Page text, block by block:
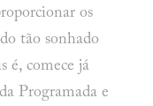
os
tão sonhado
é, comece já
Programada e